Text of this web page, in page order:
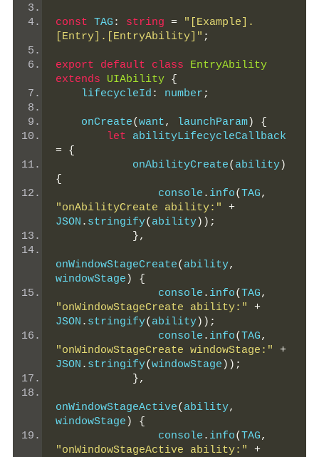
const TAG : string =
"[Example].
[Entry].[EntryAbility]" ;
export default class
EntryAbility
extends
UIAbility {
    lifecycleId
: number ;
    onCreate
(want, launchParam)
{
let
= {
            onAbilityCreate
( ability)
{
                console
. info(TAG,
"onAbilityCreate ability:"
+
JSON . stringify( ability));
},
onWindowStageCreate( ability,
windowStage )
{
                console
. info(TAG,
"onWindowStageCreate ability:"
+
JSON . stringify( ability));
                console
. info(TAG,
"onWindowStageCreate windowStage:"
+
JSON . stringify(windowStage ));
},
onWindowStageActive( ability,
windowStage )
{
                console
. info(TAG,
"onWindowStageActive ability:"
+